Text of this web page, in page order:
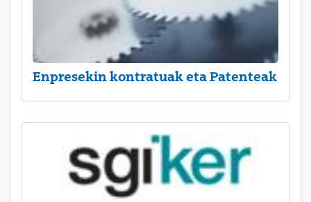
Enpresekin kontratuak eta Patenteak